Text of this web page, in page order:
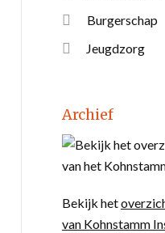
Burgerschap
Jeugdzorg
Archief
Bekijk het
van Kohnstamm